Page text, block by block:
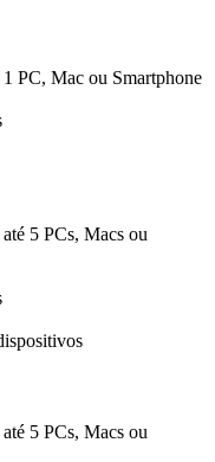
PC, Mac ou Smartphone
5 PCs, Macs ou
5 PCs, Macs ou